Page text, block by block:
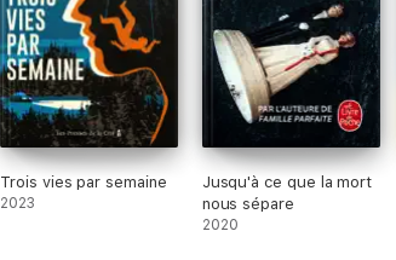
Trois vies par semaine
2023
Jusqu'à ce que la mort
nous sépare
2020